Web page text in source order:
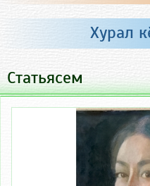
Хурал
Статьясем